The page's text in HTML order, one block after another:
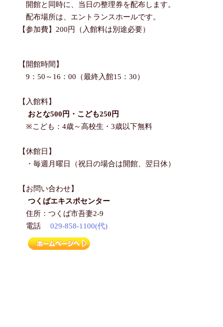
開館と同時に、当日の整理券を配布します。
配布場所は、エントランスホールです。
【参加費】200円（入館料は別途必要）
【開館時間】
9：50～16：00（最終入館15：30）
【入館料】
おとな500円・こども250円
※こども：4歳～高校生・3歳以下無料
【休館日】
・毎週月曜日（祝日の場合は開館、翌日休）
【お問い合わせ】
つくばエキスポセンター
住所：つくば市吾妻2-9
電話029-858-1100(代)